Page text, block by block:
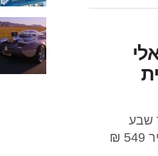
שבע
מציג: טרמפולינה ביתית בקוטר 2.44 במחיר 549 ₪